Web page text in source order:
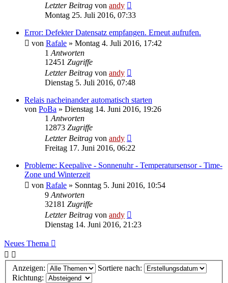
Letzter Beitrag von andy
Montag 25. Juli 2016, 07:33
Error: Defekter Datensatz empfangen. Erneut aufrufen.
von Rafale » Montag 4. Juli 2016, 17:42
1 Antworten
12451 Zugriffe
Letzter Beitrag von andy
Dienstag 5. Juli 2016, 07:48
Relais nacheinander automatisch starten
von PoBa » Dienstag 14. Juni 2016, 19:26
1 Antworten
12873 Zugriffe
Letzter Beitrag von andy
Freitag 17. Juni 2016, 06:22
Probleme: Keepalive - Sonnenuhr - Temperatursensor - Time-
Zone und Winterzeit
von Rafale » Sonntag 5. Juni 2016, 10:54
9 Antworten
32181 Zugriffe
Letzter Beitrag von andy
Dienstag 14. Juni 2016, 21:23
Neues Thema
Anzeigen:
Sortiere nach:
Richtung: